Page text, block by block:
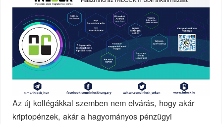
Az új kollégákkal szemben nem elvárás, hogy akár
kriptopénzek, akár a hagyományos pénzügyi